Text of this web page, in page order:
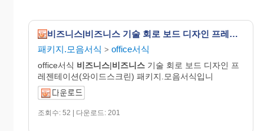
비즈니스|비즈니스 기술 회로 보드 디자인 프레젠테이션(와이드스크린)
패키지.모음서식 > office서식
office서식 비즈니스|비즈니스 기술 회로 보드 디자인 프
레젠테이션(와이드스크린) 패키지.모음서식입니
조회수: 52 | 다운로드: 201